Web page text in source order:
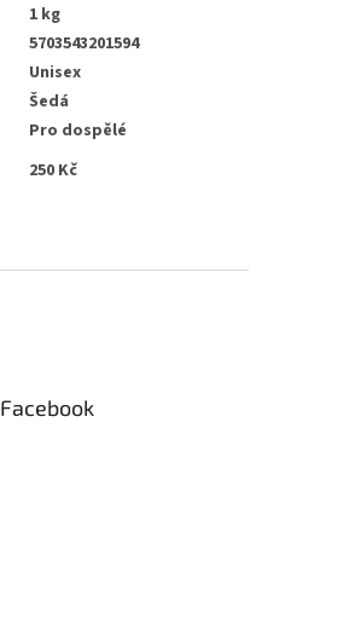
1 kg
5703543201594
Unisex
Šedá
Pro dospělé
250 Kč
Facebook